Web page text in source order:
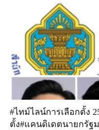
#ไทม์ไลน์การเลือกตั้ง
ตั้ง#แคนดิเดตนายกรัฐ